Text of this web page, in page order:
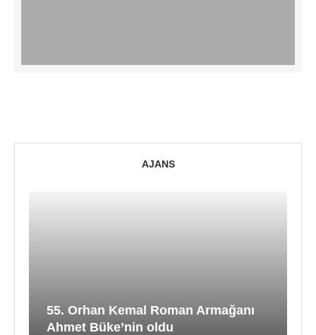
AJANS
55. Orhan Kemal Roman Armağanı
Ahmet Büke’nin oldu